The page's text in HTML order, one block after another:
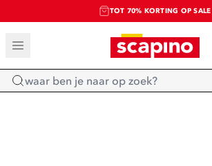
TOT 70% KORTING OP SALE
SALE: LAATSTE KANS!
SHOP NIEUW
Home